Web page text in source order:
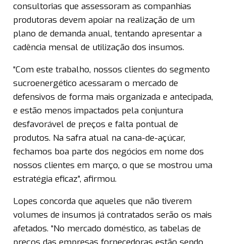
consultorias que assessoram as companhias
produtoras devem apoiar na realização de um
plano de demanda anual, tentando apresentar a
cadência mensal de utilização dos insumos.
“Com este trabalho, nossos clientes do segmento
sucroenergético acessaram o mercado de
defensivos de forma mais organizada e antecipada,
e estão menos impactados pela conjuntura
desfavorável de preços e falta pontual de
produtos. Na safra atual na cana-de-açúcar,
fechamos boa parte dos negócios em nome dos
nossos clientes em março, o que se mostrou uma
estratégia eficaz”, afirmou.
Lopes concorda que aqueles que não tiverem
volumes de insumos já contratados serão os mais
afetados. “No mercado doméstico, as tabelas de